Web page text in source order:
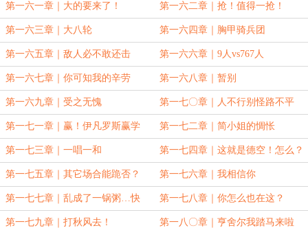
第一六一章｜大的要来了！ 第一六二章｜抢！值得一抢！
第一六三章｜大八轮 第一六四章｜胸甲骑兵团
第一六五章｜敌人必不敢还击 第一六六章｜9人vs767人
第一六七章｜你可知我的辛劳 第一六八章｜暂别
第一六九章｜受之无愧 第一七〇章｜人不行别怪路不平
第一七一章｜赢！伊凡罗斯赢学 第一七二章｜简小姐的惆怅
第一七三章｜一唱一和 第一七四章｜这就是德空！怎么？
你不服气？
第一七五章｜其它场合能跪否？ 第一七六章｜我相信你
第一七七章｜乱成了一锅粥…快
走！
第一七八章｜你怎么也在这？
第一七九章｜打秋风去！ 第一八〇章｜亨舍尔我踏马来啦